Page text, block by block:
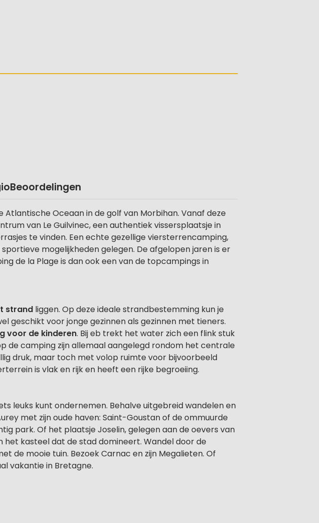
Beoordelingen
Atlantische Oceaan in de golf van Morbihan. Vanaf deze
van Le Guilvinec, een authentiek vissersplaatsje in
te vinden. Een echte gezellige viersterrencamping,
mogelijkheden gelegen. De afgelopen jaren is er
de la Plage is dan ook een van de topcampings in
strand liggen. Op deze ideale strandbestemming kun je
geschikt voor jonge gezinnen als gezinnen met tieners.
voor de kinderen. Bij eb trekt het water zich een flink stuk
de camping zijn allemaal aangelegd rondom het centrale
druk, maar toch met volop ruimte voor bijvoorbeeld
is vlak en rijk en heeft een rijke begroeiing.
leuks kunt ondernemen. Behalve uitgebreid wandelen en
met zijn oude haven: Saint-Goustan of de ommuurde
park. Of het plaatsje Joselin, gelegen aan de oevers van
het kasteel dat de stad domineert. Wandel door de
de mooie tuin. Bezoek Carnac en zijn Megalieten. Of
vakantie in Bretagne.